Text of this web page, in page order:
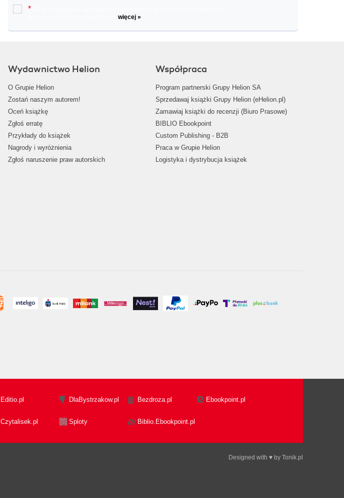
*
więcej »
Wydawnictwo Helion
O Grupie Helion
Zostań naszym autorem!
Oceń książkę
Zgłoś erratę
Przykłady do książek
Nagrody i wyróżnienia
Zgłoś naruszenie praw autorskich
Współpraca
Program partnerski Grupy Helion SA
Sprzedawaj książki Grupy Helion (eHelion.pl)
Zamawiaj książki do recenzji (Biuro Prasowe)
BIBLIO Ebookpoint
Custom Publishing - B2B
Praca w Grupie Helion
Logistyka i dystrybucja książek
Editio.pl DlaBystrzakow.pl Bezdroza.pl Ebookpoint.pl
Czytalisek.pl Sploty Biblio.Ebookpoint.pl
Designed with ♥ by Tonik.pl